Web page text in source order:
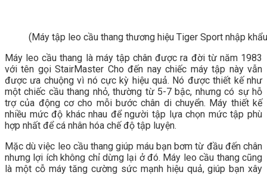
(Máy tập leo cầu thang thương hiệu Tiger Sport nhập
Máy leo cầu thang là máy tập chân được ra đời từ năm 1983
với tên gọi StairMaster Cho đến nay chiếc máy tập này vẫn
được ưa chuộng vì nó cực kỳ hiệu quả. Nó được thiết kế như
một chiếc cầu thang nhỏ, thường từ 5-7 bậc, nhưng có sự hỗ
trợ của động cơ cho mỗi bước chân di chuyển. Máy thiết kế
nhiều mức độ khác nhau để người tập lựa chọn mức tập phù
hợp nhất để cá nhân hóa chế độ tập luyện.
Mặc dù việc leo cầu thang giúp máu bạn bơm từ đầu đến chân
nhưng lợi ích không chỉ dừng lại ở đó. Máy leo cầu thang cũng
là một cỗ máy tăng cường sức mạnh hiệu quả, giúp bạn xây